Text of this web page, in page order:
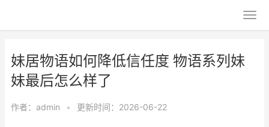
妹居物语如何降低信任度 物语系列妹
妹最后怎么样了
作者： admin • 更新时间：2026-06-22